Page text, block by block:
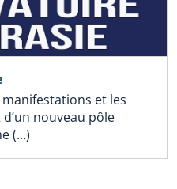
et les
nouveau pôle
(…)